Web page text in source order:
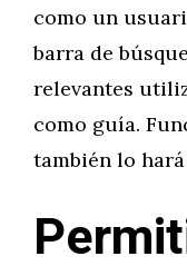
como un
barra de
relevantes
como guía.
también lo